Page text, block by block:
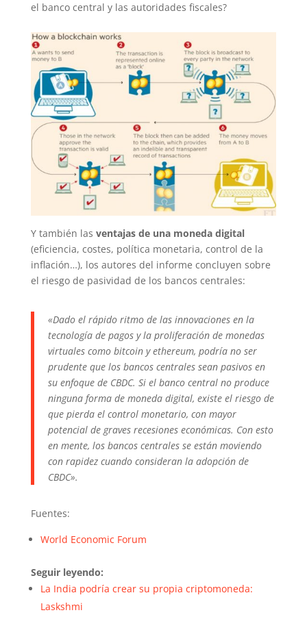
el banco central y las autoridades fiscales?
Y también las ventajas de una moneda digital
(eficiencia, costes, política monetaria, control de la
inflación…), los autores del informe concluyen sobre
el riesgo de pasividad de los bancos centrales:
«Dado el rápido ritmo de las innovaciones en la
tecnología de pagos y la proliferación de monedas
virtuales como bitcoin y ethereum, podría no ser
prudente que los bancos centrales sean pasivos en
su enfoque de CBDC. Si el banco central no produce
ninguna forma de moneda digital, existe el riesgo de
que pierda el control monetario, con mayor
potencial de graves recesiones económicas. Con esto
en mente, los bancos centrales se están moviendo
con rapidez cuando consideran la adopción de
CBDC».
Fuentes:
World Economic Forum
Seguir leyendo:
La India podría crear su propia criptomoneda:
Laskshmi